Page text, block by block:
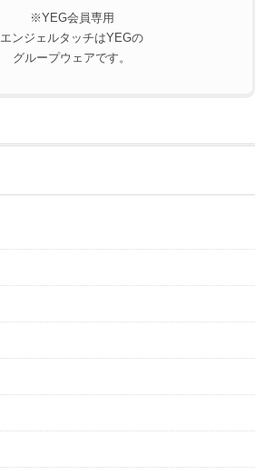
※YEG会員専用
エンジェルタッチはYEGの
グループウェアです。